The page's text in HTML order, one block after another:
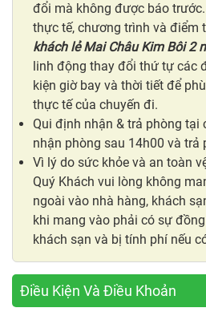
đổi mà không được báo
thực tế, chương trình và điểm
khách lẻ Mai Châu Kim Bôi 2
linh động thay đổi thứ tự các
kiện giờ bay và thời tiết để
thực tế của chuyến đi.
Qui định nhận & trả phòng tại
nhận phòng sau 14h00 và trả
Vì lý do sức khỏe và an toàn
Quý Khách vui lòng không
ngoài vào nhà hàng, khách
khi mang vào phải có sự
khách sạn và bị tính phí nếu
Điều Kiện Và Điều Khoản